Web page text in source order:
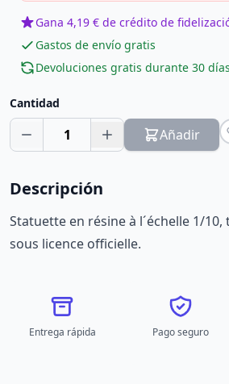
Gana 4,19 € de crédito de
Gastos de envío gratis
Devoluciones gratis durante 30 días
Cantidad
1 Añadir
Descripción
Statuette en résine à l´échelle 1/10,
sous licence officielle.
Entrega rápida Pago seguro